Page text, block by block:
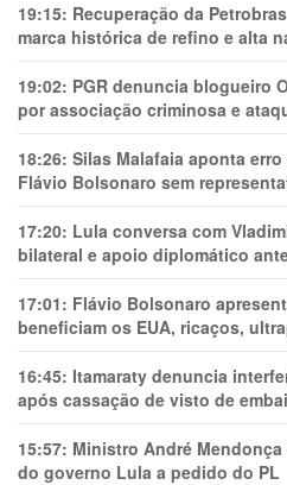
19:15: Recuperação da
marca histórica de refino e alta
19:02: PGR denuncia blogueiro
por associação criminosa e
18:26: Silas Malafaia aponta
Flávio Bolsonaro sem
17:20: Lula conversa com
bilateral e apoio diplomático
17:01: Flávio Bolsonaro
beneficiam os EUA, ricaços,
16:45: Itamaraty denuncia
após cassação de visto de
15:57: Ministro André
do governo Lula a pedido do PL